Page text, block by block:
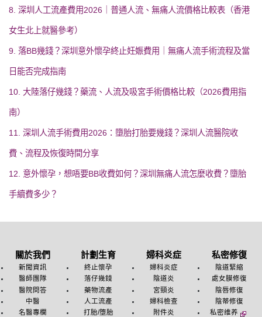
8. 深圳人工流產費用2026｜普通人流、無痛人流價格比較表（香港
女生北上就醫參考）
9. 落BB幾錢？深圳意外懷孕終止妊娠費用｜無痛人流手術流程及當
日能否完成指南
10. 大陸落仔幾錢？藥流、人流及吸宮手術價格比較（2026費用指
南）
11. 深圳人流手術費用2026：墮胎打胎要幾錢？深圳人流醫院收
費、流程及恢復時間分享
12. 意外懷孕，想唔要BB收費如何？深圳無痛人流怎麼收費？墮胎
手續費多少？
關於我們
新聞資訊
醫師團隊
醫院問答
中醫
名醫專欄
計劃生育
終止懷孕
落仔幾錢
藥物流產
人工流產
打胎/堕胎
婦科炎症
婦科炎症
陰道炎
宮頸炎
婦科檢查
附件炎
私密修復
陰道緊縮
處女膜修復
陰唇修復
陰蒂修復
私密维养